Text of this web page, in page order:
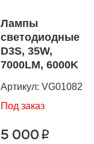
Лампы
светодиодные
D3S, 35W,
7000LM, 6000K
Артикул:VG01082
Под заказ
5 000 p